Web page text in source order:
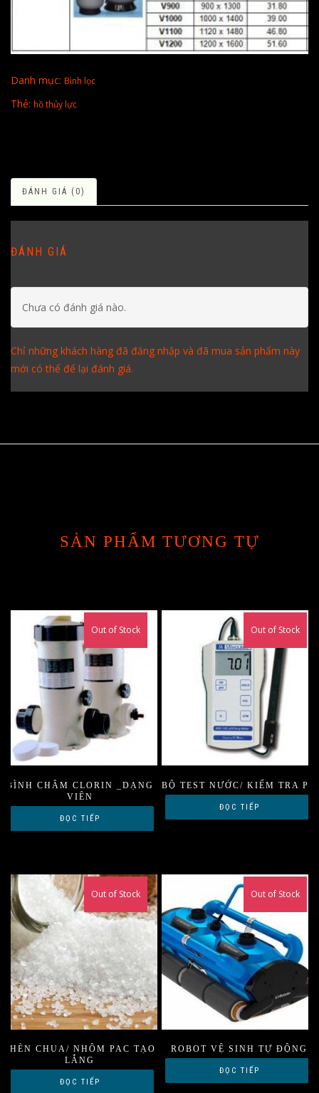
Danh mục: Bình lọc
Thẻ: hồ thủy lực
ĐÁNH GIÁ (0)
ĐÁNH GIÁ
Chưa có đánh giá nào.
Chỉ những khách hàng đã đăng nhập và đã mua sản phẩm này
mới có thể để lại đánh giá.
SẢN PHẨM TƯƠNG TỰ
BÌNH CHÂM CLORIN _DẠNG
VIÊN
Out of Stock
ĐỌC TIẾP
BỘ TEST NƯỚC/ KIỂM TRA PH
Out of Stock
ĐỌC TIẾP
PHÈN CHUA/ NHÔM PAC TẠO
LẮNG
Out of Stock
ĐỌC TIẾP
ROBOT VỆ SINH TỰ ĐỘNG
Out of Stock
ĐỌC TIẾP